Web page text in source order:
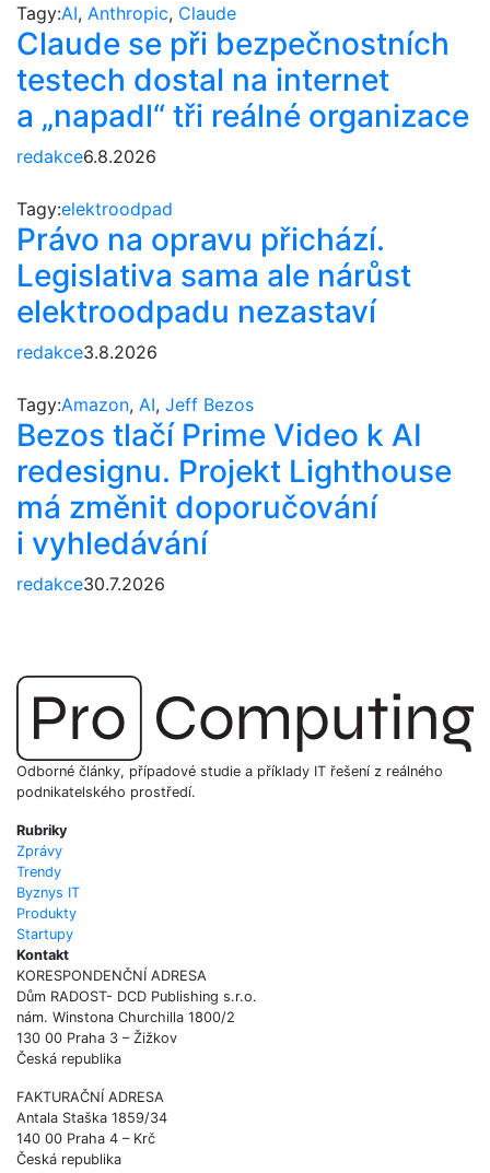
Tagy:AI, Anthropic, Claude
Claude se při bezpečnostních
testech dostal na internet
a „napadl“ tři reálné organizace
redakce6.8.2026
Tagy:elektroodpad
Právo na opravu přichází.
Legislativa sama ale nárůst
elektroodpadu nezastaví
redakce3.8.2026
Tagy:Amazon, AI, Jeff Bezos
Bezos tlačí Prime Video k AI
redesignu. Projekt Lighthouse
má změnit doporučování
i vyhledávání
redakce30.7.2026
Odborné články, případové studie a příklady IT řešení z reálného
podnikatelského prostředí.
Rubriky
Zprávy
Trendy
Byznys IT
Produkty
Startupy
Kontakt
KORESPONDENČNÍ ADRESA
Dům RADOST- DCD Publishing s.r.o.
nám. Winstona Churchilla 1800/2
130 00 Praha 3 – Žižkov
Česká republika
FAKTURAČNÍ ADRESA
Antala Staška 1859/34
140 00 Praha 4 – Krč
Česká republika